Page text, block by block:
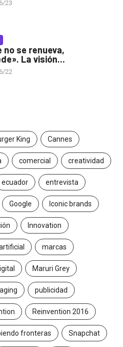
23
no se renueva,
La visión...
22
King Cannes
comercial creatividad
ecuador entrevista
Google Iconic brands
Innovation
marcas
Maruri Grey
publicidad
Reinvention 2016
fronteras Snapchat